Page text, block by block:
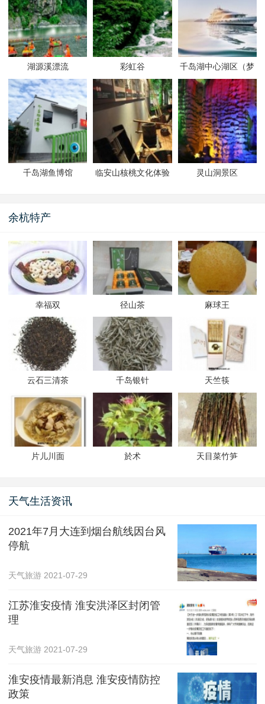
湖源溪漂流 彩虹谷
千岛湖中心湖区（梦
想一号）
千岛湖鱼博馆
临安山核桃文化体验
灵山洞景区
余杭特产
幸福双 径山茶 麻球王
云石三清茶 千岛银针 天竺筷
片儿川面 於术 天目菜竹笋
天气生活资讯
2021年7月大连到烟台航线因台风
停航
天气旅游 2021-07-29
江苏淮安疫情 淮安洪泽区封闭管
理
天气旅游 2021-07-29
淮安疫情最新消息 淮安疫情防控
政策